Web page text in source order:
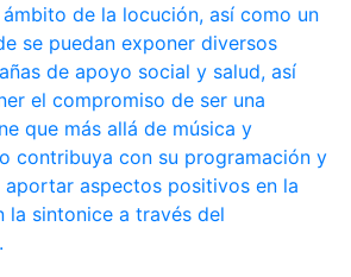
de la locución, así como un
se puedan exponer diversos
de apoyo social y salud, así
el compromiso de ser una
que más allá de música y
contribuya con su programación y
aspectos positivos en la
la sintonice a través del